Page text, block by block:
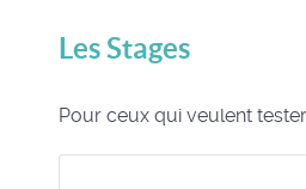
Les Stages
Pour ceux qui veulent